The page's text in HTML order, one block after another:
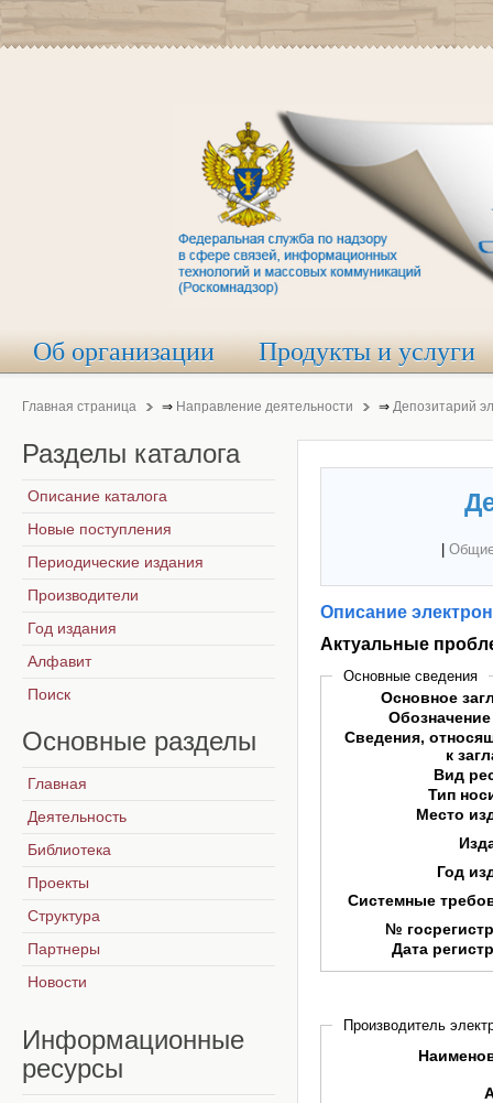
Об организации Продукты и услуги
Главная страница ⇒ Направление деятельности ⇒ Депозитарий
Описание
Актуальные
Основные сведения
Основное
Сведения,
к
Вид
Тип
Место
Год
Системные
№
Дата
Производитель
Разделы каталога
Описание каталога
Новые поступления
Периодические издания
Производители
Год издания
Алфавит
Поиск
Основные разделы
Главная
Деятельность
Библиотека
Проекты
Структура
Партнеры
Новости
Информационные
ресурсы